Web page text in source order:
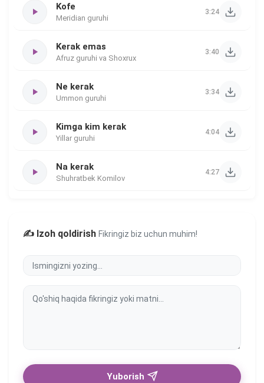
Kofe
Meridian guruhi
3:24
Kerak emas
Afruz guruhi va Shoxrux
3:40
Ne kerak
Ummon guruhi
3:34
Kimga kim kerak
Yillar guruhi
4:04
Na kerak
Shuhratbek Komilov
4:27
✍️ Izoh qoldirish Fikringiz biz uchun muhim!
Yuborish